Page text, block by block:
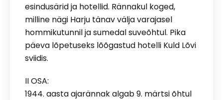
esindusärid ja hotellid. Rännakul koged,
milline nägi Harju tänav välja varajasel
hommikutunnil ja sumedal suveõhtul. Pika
päeva lõpetuseks lõõgastud hotelli Kuld Lõvi
sviidis.
II OSA:
1944. aasta ajarännak algab 9. märtsi õhtul